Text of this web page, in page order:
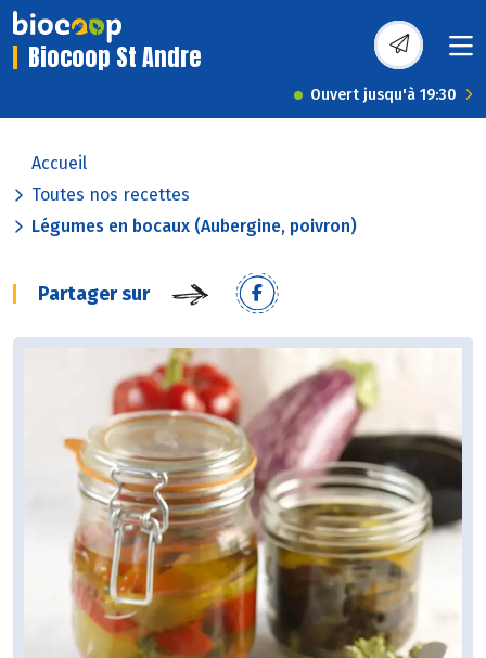
Biocoop St Andre
Ouvert jusqu'à 19:30
Accueil
Toutes nos recettes
Légumes en bocaux (Aubergine, poivron)
Partager sur